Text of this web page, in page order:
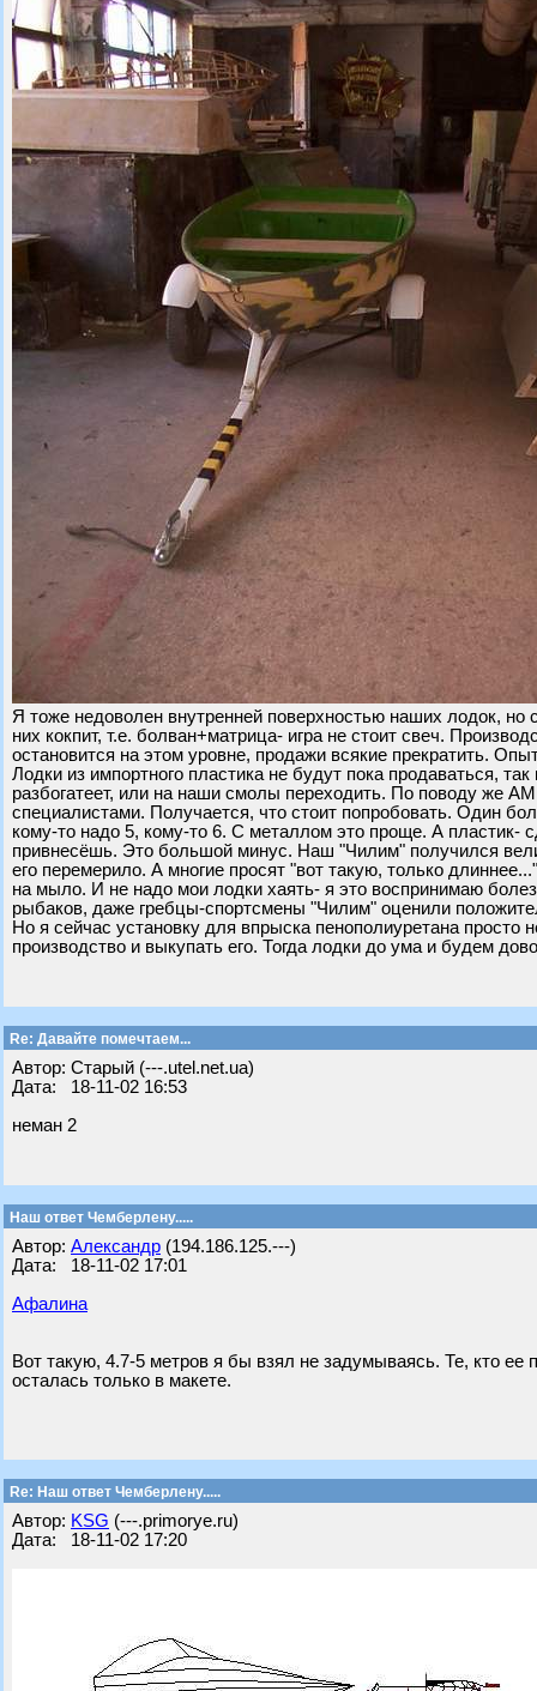
Я тоже недоволен внутренней поверхностью наших лодок, но
них кокпит, т.е. болван+матрица- игра не стоит свеч.
остановится на этом уровне, продажи всякие прекратить.
Лодки из импортного пластика не будут пока продаваться,
разбогатеет, или на наши смолы переходить. По поводу же
специалистами. Получается, что стоит попробовать. Один
кому-то надо 5, кому-то 6. С металлом это проще. А пластик-
привнесёшь. Это большой минус. Наш "Чилим" получился
его перемерило. А многие просят "вот такую, только
на мыло. И не надо мои лодки хаять- я это воспринимаю
рыбаков, даже гребцы-спортсмены "Чилим" оценили
Но я сейчас установку для впрыска пенополиуретана просто
производство и выкупать его. Тогда лодки до ума и будем
Re: Давайте помечтаем...
Автор: Старый (---.utel.net.ua)
Дата: 18-11-02 16:53
неман 2
Наш ответ Чемберлену.....
Автор: Александр (194.186.125.---)
Дата: 18-11-02 17:01
Афалина
Вот такую, 4.7-5 метров я бы взял не задумываясь. Те, кто ее
осталась только в макете.
Re: Наш ответ Чемберлену.....
Автор: KSG (---.primorye.ru)
Дата: 18-11-02 17:20